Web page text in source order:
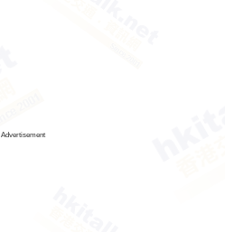
Advertisement